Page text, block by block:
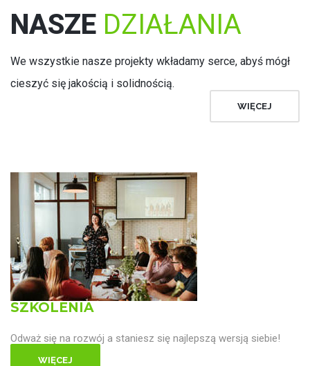
NASZE DZIAŁANIA
We wszystkie nasze projekty wkładamy serce, abyś mógł
cieszyć się jakością i solidnością.
WIĘCEJ
SZKOLENIA
Odważ się na rozwój a staniesz się najlepszą wersją siebie!
WIĘCEJ